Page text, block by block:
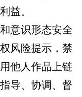
益。
意识形态安全
风险提示，禁
他人作品上链
导、协调、督